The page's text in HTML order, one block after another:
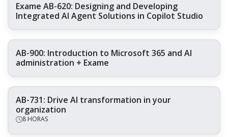
Exame AB-620: Designing and Developing
Integrated AI Agent Solutions in Copilot Studio
AB-900: Introduction to Microsoft 365 and AI
administration + Exame
AB-731: Drive AI transformation in your
organization
8 HORAS